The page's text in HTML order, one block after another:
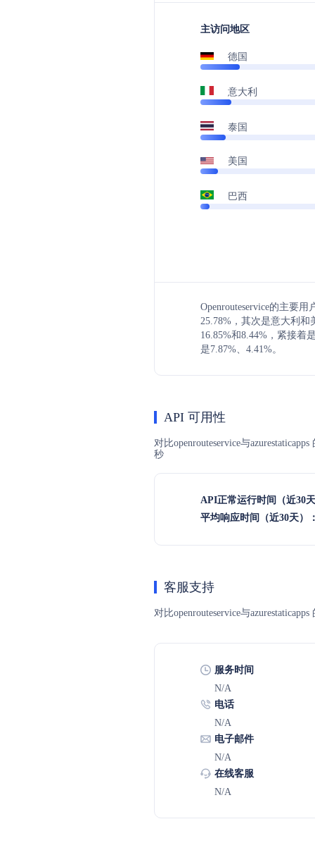
主访问地区
德国
意大利
泰国
美国
巴西
Openrouteservice的主要
25.78%，其次是意大利和
16.85%和8.44%，紧接着
是7.87%、4.41%。
API 可用性
对比openrouteservice与
秒
API正常运行时间（近30
平均响应时间（近30天）
客服支持
对比openrouteservice与
服务时间
N/A
电话
N/A
电子邮件
N/A
在线客服
N/A